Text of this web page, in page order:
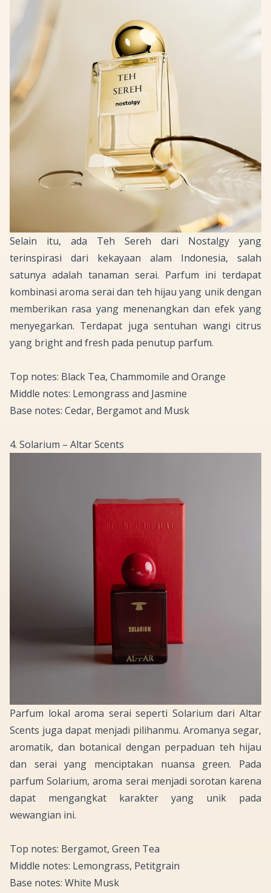
Selain itu, ada Teh Sereh dari Nostalgy yang
terinspirasi dari kekayaan alam Indonesia, salah
satunya adalah tanaman serai. Parfum ini terdapat
kombinasi aroma serai dan teh hijau yang unik dengan
memberikan rasa yang menenangkan dan efek yang
menyegarkan. Terdapat juga sentuhan wangi citrus
yang bright and fresh pada penutup parfum.
Top notes: Black Tea, Chammomile and Orange
Middle notes: Lemongrass and Jasmine
Base notes: Cedar, Bergamot and Musk
4. Solarium – Altar Scents
Parfum lokal aroma serai seperti Solarium dari Altar
Scents juga dapat menjadi pilihanmu. Aromanya segar,
aromatik, dan botanical dengan perpaduan teh hijau
dan serai yang menciptakan nuansa green. Pada
parfum Solarium, aroma serai menjadi sorotan karena
dapat mengangkat karakter yang unik pada
wewangian ini.
Top notes: Bergamot, Green Tea
Middle notes: Lemongrass, Petitgrain
Base notes: White Musk